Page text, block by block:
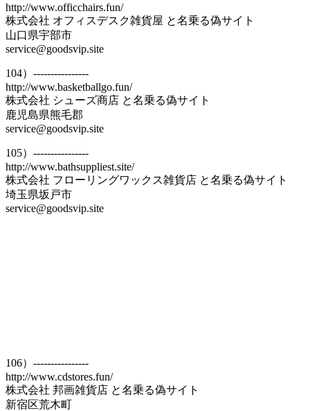
http://www.officchairs.fun/
株式会社 オフィスデスク雑貨屋 と名乗る偽サイト
山口県宇部市
service@goodsvip.site
104）----------------
http://www.basketballgo.fun/
株式会社 シューズ商店 と名乗る偽サイト
鹿児島県熊毛郡
service@goodsvip.site
105）----------------
http://www.bathsuppliest.site/
株式会社 フローリングワックス雑貨店 と名乗る偽サイト
埼玉県坂戸市
service@goodsvip.site
106）----------------
http://www.cdstores.fun/
株式会社 邦画雑貨店 と名乗る偽サイト
新宿区荒木町